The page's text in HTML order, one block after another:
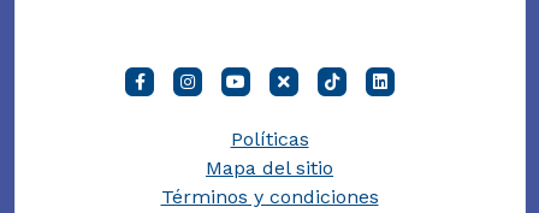
Políticas
Mapa del sitio
Términos y condiciones